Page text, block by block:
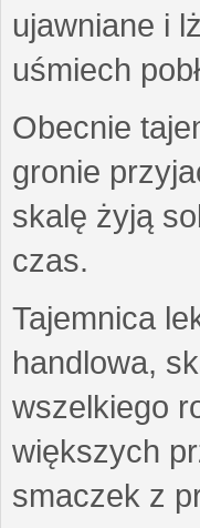
ujawniane i
uśmiech
Obecnie
gronie
skalę żyją
czas.
Tajemnica
handlowa,
wszelkiego
większych
smaczek z